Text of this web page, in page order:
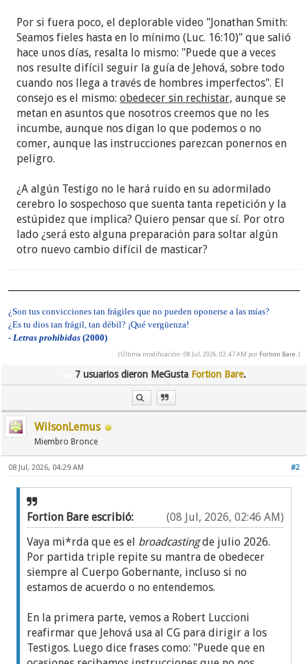
Por si fuera poco, el deplorable video "Jonathan Smith:
Seamos fieles hasta en lo mínimo (Luc. 16:10)" que salió
hace unos días, resalta lo mismo: "Puede que a veces
nos resulte difícil seguir la guía de Jehová, sobre todo
cuando nos llega a través de hombres imperfectos". El
consejo es el mismo:obedecer sin rechistar, aunque se
metan en asuntos que nosotros creemos que no les
incumbe, aunque nos digan lo que podemos o no
comer, aunque las instrucciones parezcan ponernos en
peligro.
¿A algún Testigo no le hará ruido en su adormilado
cerebro lo sospechoso que suenta tanta repetición y la
estúpidez que implica? Quiero pensar que sí. Por otro
lado ¿será esto alguna preparación para soltar algún
otro nuevo cambio difícil de masticar?
¿Son tus convicciones tan frágiles que no pueden oponerse a las mías?
¿Es tu dios tan frágil, tan débil? ¡Qué vergüenza!
-Letras prohibidas(2000)
(Última modificación: 08 Jul, 2026, 02:47 AM por Fortion Bare.)
7 usuarios dieron MeGusta Fortion Bare.
WilsonLemus
Miembro Bronce
#2
08 Jul, 2026, 04:29 AM
(08 Jul, 2026, 02:46 AM)
Fortion Bare escribió:
Vaya mi*rda que es el broadcastingde julio 2026.
Por partida triple repite su mantra de obedecer
siempre al Cuerpo Gobernante, incluso si no
estamos de acuerdo o no entendemos.
En la primera parte, vemos a Robert Luccioni
reafirmar que Jehová usa al CG para dirigir a los
Testigos. Luego dice frases como: "Puede que en